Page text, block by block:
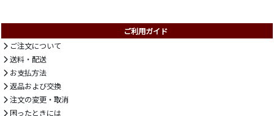
ご利用ガイド
ご注文について
送料・配送
お支払方法
返品および交換
注文の変更・取消
困ったときには